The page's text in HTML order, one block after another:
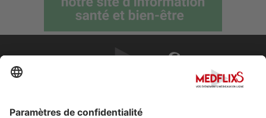
À propos de MedflixS®